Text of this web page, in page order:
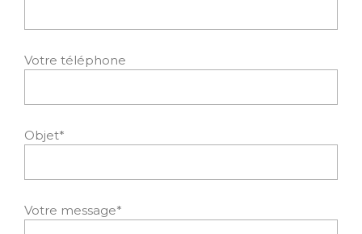
Votre téléphone
Objet*
Votre message*